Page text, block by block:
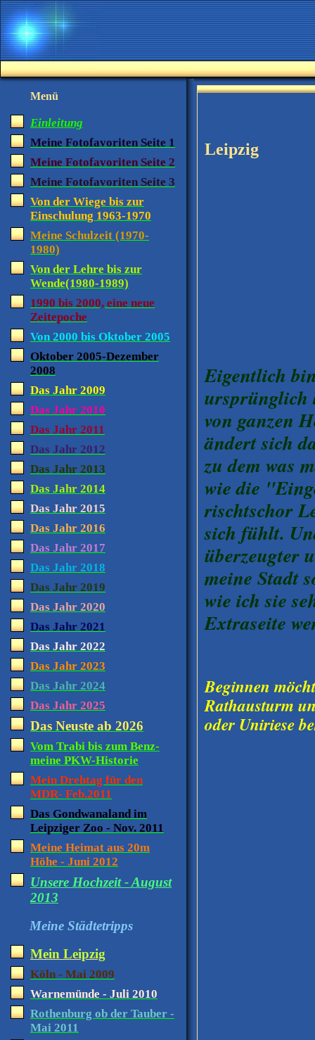
Menü
Einleitung
Meine Fotofavoriten Seite 1
Meine Fotofavoriten Seite 2
Meine Fotofavoriten Seite 3
Von der Wiege bis zur
Einschulung 1963-1970
Meine Schulzeit (1970-
1980)
Von der Lehre bis zur
Wende(1980-1989)
1990 bis 2000, eine neue
Zeitepoche
Von 2000 bis Oktober 2005
Oktober 2005-Dezember
2008
Das Jahr 2009
Das Jahr 2010
Das Jahr 2011
Das Jahr 2012
Das Jahr 2013
Das Jahr 2014
Das Jahr 2015
Das Jahr 2016
Das Jahr 2017
Das Jahr 2018
Das Jahr 2019
Das Jahr 2020
Das Jahr 2021
Das Jahr 2022
Das Jahr 2023
Das Jahr 2024
Das Jahr 2025
Das Neuste ab 2026
Vom Trabi bis zum Benz-
meine PKW-Historie
Mein Drehtag für den
MDR- Feb.2011
Das Gondwanaland im
Leipziger Zoo - Nov. 2011
Meine Heimat aus 20m
Höhe - Juni 2012
Unsere Hochzeit - August
2013
Meine Städtetripps
Mein Leipzig
Köln - Mai 2009
Warnemünde - Juli 2010
Rothenburg ob der Tauber -
Mai 2011
Leipzig
Eigentlich
ursprünglich
von ganzen
ändert sich
zu dem was
wie die
rischtschor
sich fühlt.
überzeugter
meine Stadt
wie ich sie
Extraseite
Beginnen
Rathausturm
oder Uniriese